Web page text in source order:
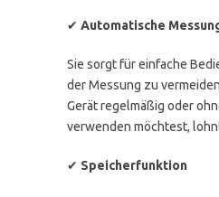
✔ Automatische
Sie sorgt für einfache
der Messung zu
Gerät regelmäßig oder
verwenden möchtest,
✔ Speicherfunktion